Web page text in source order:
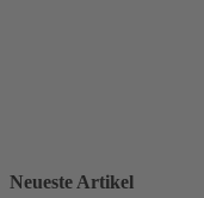
Neueste Artikel